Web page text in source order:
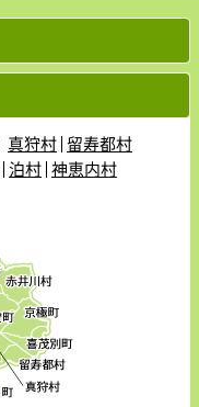
真狩村 留寿都村
泊村 神恵内村